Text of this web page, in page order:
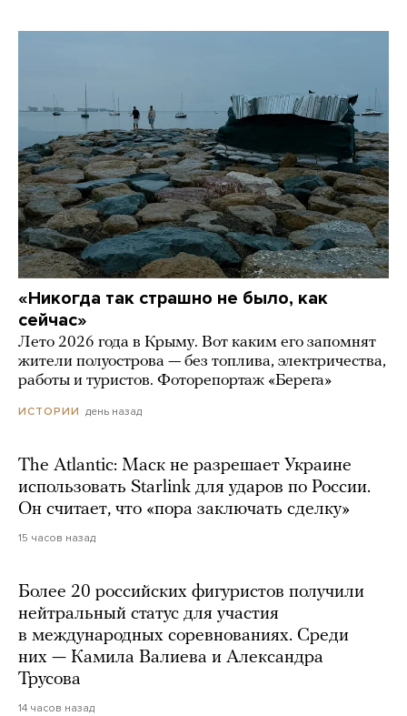
«Никогда так страшно не было, как
сейчас»
Лето 2026 года в Крыму. Вот каким его запомнят
жители полуострова — без топлива, электричества,
работы и туристов. Фоторепортаж «Берега»
ИСТОРИИ день назад
The Atlantic: Маск не разрешает Украине
использовать Starlink для ударов по России.
Он считает, что «пора заключать сделку»
15 часов назад
Более 20 российских фигуристов получили
нейтральный статус для участия
в международных соревнованиях. Среди
них — Камила Валиева и Александра
Трусова
14 часов назад